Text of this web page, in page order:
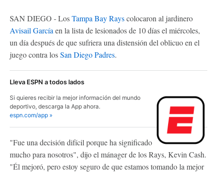
SAN DIEGO - LosTampa Bay Rayscolocaron al jardinero
Avisail García en la lista de lesionados de 10 días el miércoles,
un día después de que sufriera una distensión del oblicuo en el
juego contra losSan Diego Padres.
Lleva ESPN a todos lados
Si quieres recibir la mejor información del mundo
deportivo, descarga la App ahora.
espn.com/app »
"Fue una decisión difícil porque ha significado
mucho para nosotros", dijo el mánager de los Rays, Kevin Cash.
"Él mejoró, pero estoy seguro de que estamos tomando la mejor